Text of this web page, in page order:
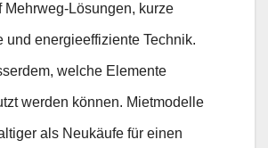
Mehrweg-Lösungen, kurze
und energieeffiziente Technik.
welche Elemente
werden können. Mietmodelle
als Neukäufe für einen